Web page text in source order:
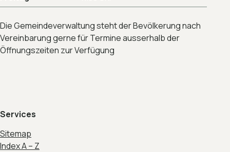
Die Gemeindeverwaltung steht der Bevölkerung nach
Vereinbarung gerne für Termine ausserhalb der
Öffnungszeiten zur Verfügung
Services
Sitemap
Index A – Z